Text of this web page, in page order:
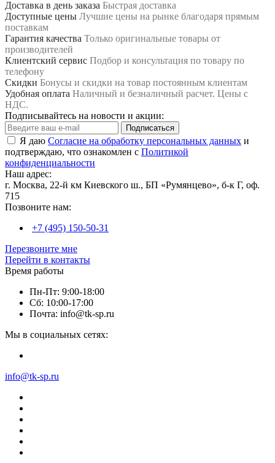
Доставка в день заказа Быстрая доставка
Доступные цены Лучшие цены на рынке благодаря прямым
поставкам
Гарантия качества Только оригинальные товары от
производителей
Клиентский сервис Подбор и консультация по товару по
телефону
Скидки Бонусы и скидки на товар постоянным клиентам
Удобная оплата Наличный и безналичный расчет. Цены с
НДС.
Подписывайтесь на новости и акции:
Подписаться
Я даю Согласие на обработку персональных данных и
подтверждаю, что ознакомлен с Политикой
конфиденциальности
Наш адрес:
г. Москва, 22-й км Киевского ш., БП «Румянцево», б-к Г, оф.
715
Позвоните нам:
+7 (495) 150-50-31
Перезвоните мне
Перейти в контакты
Время работы
Пн-Пт: 9:00-18:00
Сб: 10:00-17:00
Почта: info@tk-sp.ru
Мы в социальных сетях:
info@tk-sp.ru